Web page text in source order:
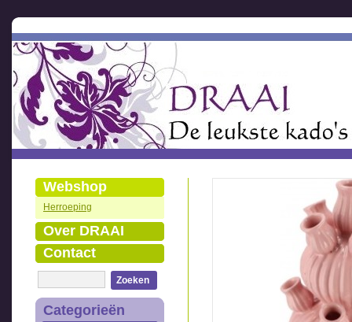
Webshop
Herroeping
Over DRAAI
Contact
Zoeken
Categorieën